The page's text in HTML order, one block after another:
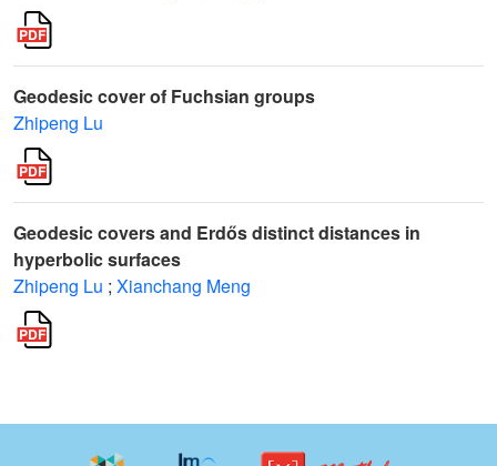
Geodesic cover of Fuchsian groups
Zhipeng Lu
Geodesic covers and Erdős distinct distances in
hyperbolic surfaces
Zhipeng Lu ; Xianchang Meng